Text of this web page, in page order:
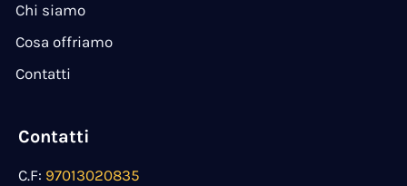
Chi siamo
Cosa offriamo
Contatti
Contatti
C.F: 97013020835